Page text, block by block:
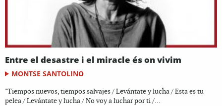
Entre el desastre i el miracle és on vivim
MONTSE SANTOLINO
"Tiempos nuevos, tiempos salvajes / Levántate y lucha / Esta es tu
pelea / Levántate y lucha / No voy a luchar por ti /...